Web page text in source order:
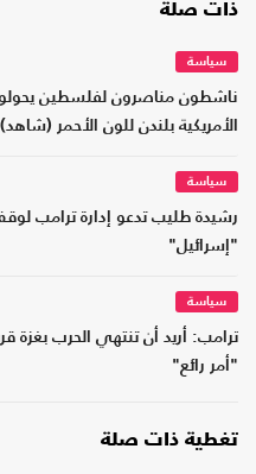
ذات صلة
سياسة
ناشطون مناصرون لفلسطين
الأمريكية بلندن للون الأحمر (شاهد)
سياسة
رشيدة طليب تدعو إدارة ترامب
"إسرائيل"
سياسة
ترامب: أريد أن تنتهي الحرب بغزة
"أمر رائع"
تغطية ذات صلة